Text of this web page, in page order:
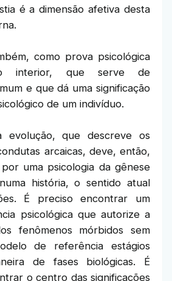
é a dimensão afetiva desta
como prova psicológica
interior, que serve de
e que dá uma significação
de um indivíduo.
evolução, que descreve os
arcaicas, deve, então,
uma psicologia da gênese
história, o sentido atual
É preciso encontrar um
psicológica que autorize a
fenômenos mórbidos sem
de referência estágios
de fases biológicas. É
o centro das significações